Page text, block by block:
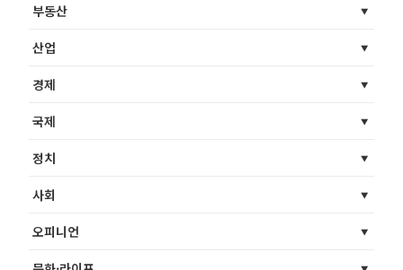
부동산
산업
경제
국제
정치
사회
오피니언